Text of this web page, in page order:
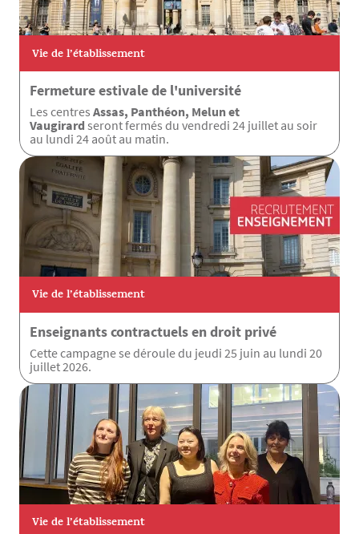
Vie de l’établissement
Fermeture estivale de l'université
Les centres Assas, Panthéon, Melun et
Vaugirard seront fermés du vendredi 24 juillet au soir
au lundi 24 août au matin.
Vie de l’établissement
Enseignants contractuels en droit privé
Cette campagne se déroule du jeudi 25 juin au lundi 20
juillet 2026.
Vie de l’établissement